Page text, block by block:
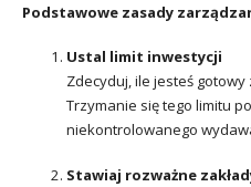
Podstawowe zasady
Ustal limit inwestycji
Zdecyduj, ile jesteś
Trzymanie się tego limitu
niekontrolowanego
Stawiaj rozważne